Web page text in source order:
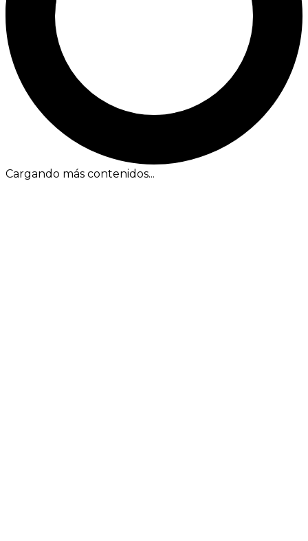
Cargando más contenidos...